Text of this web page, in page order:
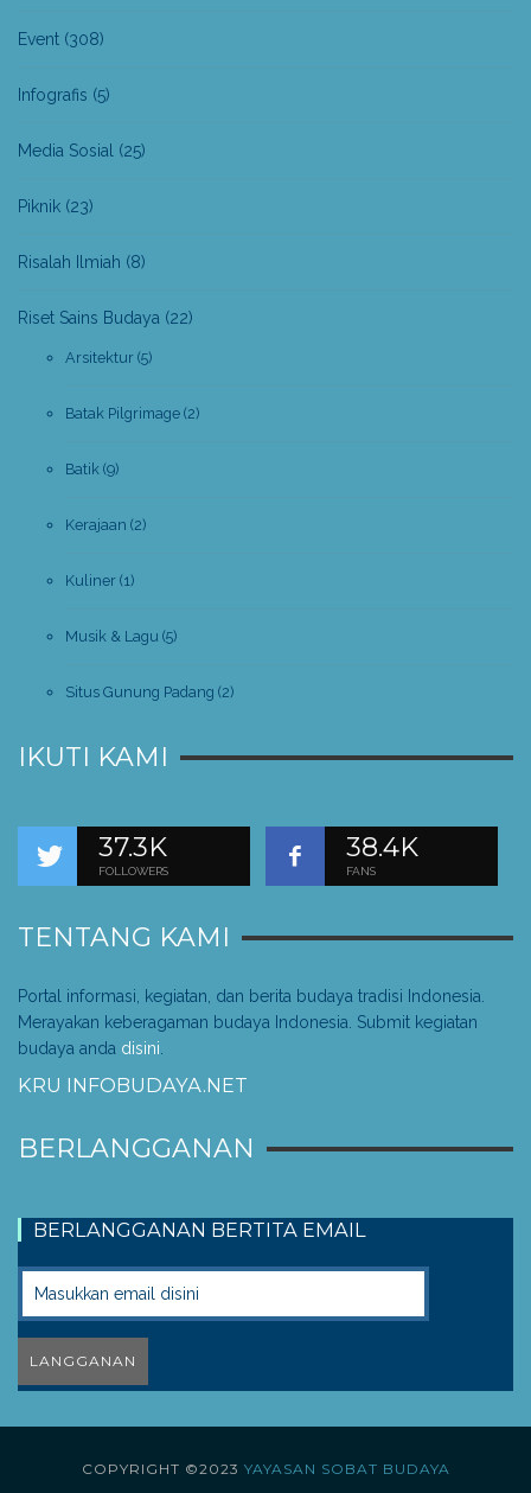
Event (308)
Infografis (5)
Media Sosial (25)
Piknik (23)
Risalah Ilmiah (8)
Riset Sains Budaya (22)
Arsitektur (5)
Batak Pilgrimage (2)
Batik (9)
Kerajaan (2)
Kuliner (1)
Musik & Lagu (5)
Situs Gunung Padang (2)
IKUTI KAMI
37.3K
FOLLOWERS
38.4K
FANS
TENTANG KAMI
Portal informasi, kegiatan, dan berita budaya tradisi Indonesia.
Merayakan keberagaman budaya Indonesia. Submit kegiatan
budaya anda disini
KRU INFOBUDAYA.NET
BERLANGGANAN
BERLANGGANAN BERTITA EMAIL
COPYRIGHT ©2023 YAYASAN SOBAT BUDAYA